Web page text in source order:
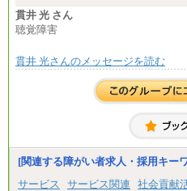
総合職 月給
整給
※詳細はJTBキャリ
■(株)JTBコミュニ
総合職 月給
みなし残業手当：
残業手当の残業時間
間に応じて、時間
貫井 光 さん
聴覚障害
貫井 光さんのメッセージを読む
[関連する障がい者求人・採用キー
サービス
サービス関連 社会貢献